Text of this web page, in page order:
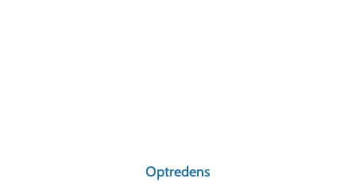
Optredens